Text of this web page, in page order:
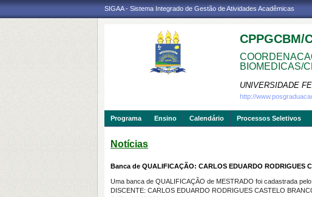
SIGAA - Sistema Integrado de Gestão de Atividades Acadêmicas
CPPGCBM/
BIOMEDICAS/
UNIVERSIDADE
http://
Programa Ensino Calendário Processos Seletivos
Notícias
Banca de QUALIFICAÇÃO: CARLOS EDUARDO RODRIGUES
Uma banca de QUALIFICAÇÃO de MESTRADO foi cadastrada pelo
DISCENTE: CARLOS EDUARDO RODRIGUES CASTELO